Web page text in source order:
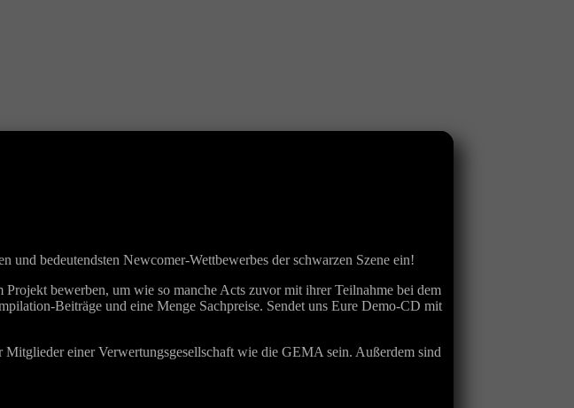
bedeutendsten Newcomer-Wettbewerbes der schwarzen Szene ein!
bewerben, um wie so manche Acts zuvor mit ihrer Teilnahme bei dem
Beiträge und eine Menge Sachpreise. Sendet uns Eure Demo-CD mit
einer Verwertungsgesellschaft wie die GEMA sein. Außerdem sind